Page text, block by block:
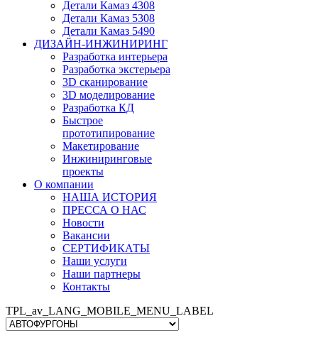
Детали Камаз 4308
Детали Камаз 5308
Детали Камаз 5490
ДИЗАЙН-ИНЖИНИРИНГ
Разработка интерьера
Разработка экстерьера
3D сканирование
3D моделирование
Разработка КД
Быстрое
прототипирование
Макетирование
Инжиниринговые
проекты
О компании
НАША ИСТОРИЯ
ПРЕССА О НАС
Новости
Вакансии
СЕРТИФИКАТЫ
Наши услуги
Наши партнеры
Контакты
TPL_av_LANG_MOBILE_MENU_LABEL